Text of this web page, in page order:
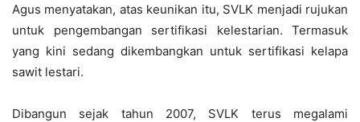
Agus menyatakan, atas keunikan itu, SVLK menjadi rujukan
untuk pengembangan sertifikasi kelestarian. Termasuk
yang kini sedang dikembangkan untuk sertifikasi kelapa
sawit lestari.
Dibangun sejak tahun 2007, SVLK terus megalami